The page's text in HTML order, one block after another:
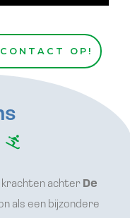
OP!
krachten achter De
als een bijzondere